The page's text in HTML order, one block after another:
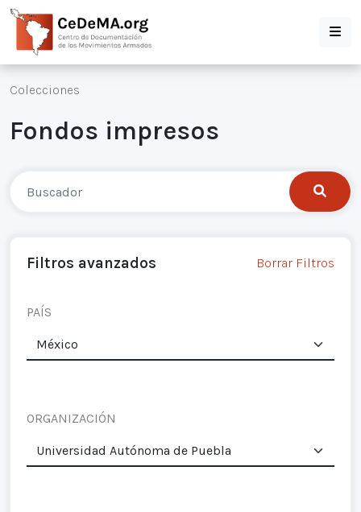
Colecciones
Fondos impresos
Filtros avanzados Borrar Filtros
PAÍS
ORGANIZACIÓN